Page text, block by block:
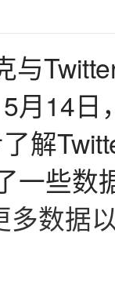
与
月14
解
一些数
数据